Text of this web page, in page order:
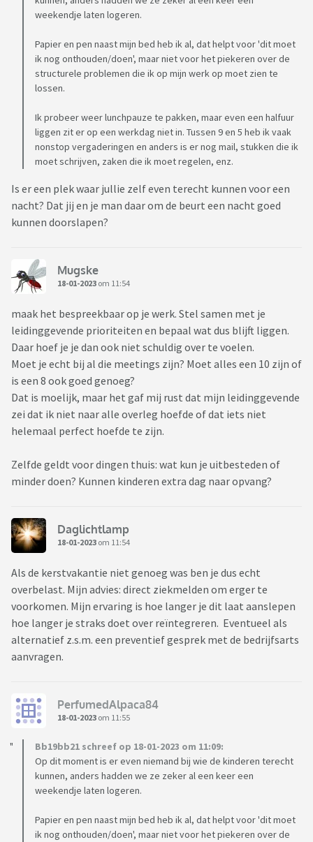
weekendje laten logeren.
Papier en pen naast mijn bed heb ik al, dat helpt voor 'dit moet
ik nog onthouden/doen', maar niet voor het piekeren over de
structurele problemen die ik op mijn werk op moet zien te
lossen.
Ik probeer weer lunchpauze te pakken, maar even een halfuur
liggen zit er op een werkdag niet in. Tussen 9 en 5 heb ik vaak
nonstop vergaderingen en anders is er nog mail, stukken die ik
moet schrijven, zaken die ik moet regelen, enz.
Is er een plek waar jullie zelf even terecht kunnen voor een
nacht? Dat jij en je man daar om de beurt een nacht goed
kunnen doorslapen?
Mugske
18-01-2023 om 11:54
maak het bespreekbaar op je werk. Stel samen met je
leidinggevende prioriteiten en bepaal wat dus blijft liggen.
Daar hoef je je dan ook niet schuldig over te voelen.
Moet je echt bij al die meetings zijn? Moet alles een 10 zijn of
is een 8 ook goed genoeg?
Dat is moelijk, maar het gaf mij rust dat mijn leidinggevende
zei dat ik niet naar alle overleg hoefde of dat iets niet
helemaal perfect hoefde te zijn.
Zelfde geldt voor dingen thuis: wat kun je uitbesteden of
minder doen? Kunnen kinderen extra dag naar opvang?
Daglichtlamp
18-01-2023 om 11:54
Als de kerstvakantie niet genoeg was ben je dus echt
overbelast. Mijn advies: direct ziekmelden om erger te
voorkomen. Mijn ervaring is hoe langer je dit laat aanslepen
hoe langer je straks doet over reïntegreren. Eventueel als
alternatief z.s.m. een preventief gesprek met de bedrijfsarts
aanvragen.
PerfumedAlpaca84
18-01-2023 om 11:55
Bb19bb21 schreef op 18-01-2023 om 11:09:
Op dit moment is er even niemand bij wie de kinderen terecht
kunnen, anders hadden we ze zeker al een keer een
weekendje laten logeren.
Papier en pen naast mijn bed heb ik al, dat helpt voor 'dit moet
ik nog onthouden/doen', maar niet voor het piekeren over de